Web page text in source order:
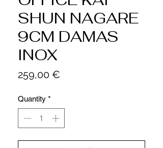
SHUN NAGARE
9CM DAMAS
INOX
259,00 €
Quantity *